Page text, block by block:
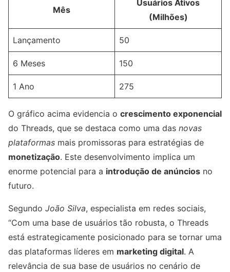
Mês
Usuários Ativos
(Milhões)
Lançamento 50
6 Meses 150
1 Ano 275
O gráfico acima evidencia o crescimento exponencial
do Threads, que se destaca como uma das novas
plataformas mais promissoras para estratégias de
monetização. Este desenvolvimento implica um
enorme potencial para a introdução de anúncios no
futuro.
Segundo João Silva, especialista em redes sociais,
“Com uma base de usuários tão robusta, o Threads
está estrategicamente posicionado para se tornar uma
das plataformas líderes em marketing digital. A
relevância de sua base de usuários no cenário de